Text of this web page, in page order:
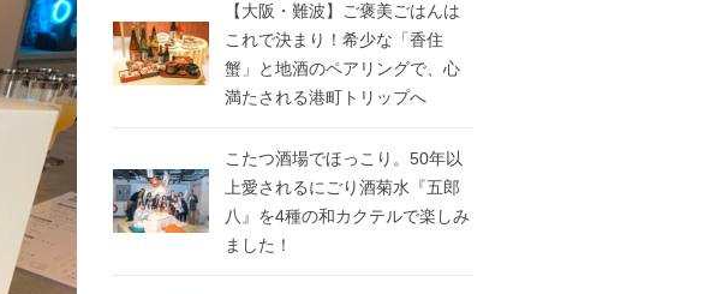
【大阪・難波】ご褒美ごはんは
これで決まり！希少な「香住
蟹」と地酒のペアリングで、心
満たされる港町トリップへ
こたつ酒場でほっこり。50年以
上愛されるにごり酒菊水『五郎
八』を4種の和カクテルで楽しみ
ました！